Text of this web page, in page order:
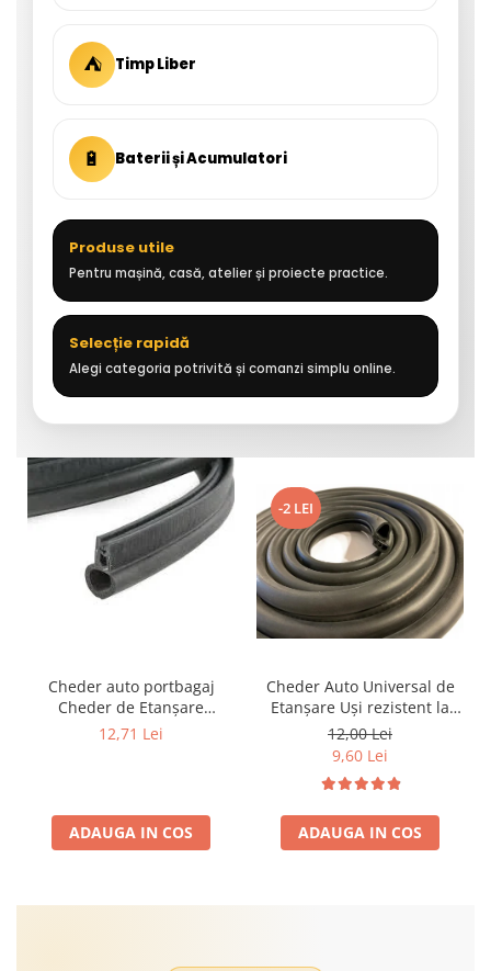
⛺ Timp Liber
🔋 Baterii și Acumulatori
Produse utile
Pentru mașină, casă, atelier și proiecte practice.
Selecție rapidă
Alegi categoria potrivită și comanzi simplu online.
Cheder auto portbagaj
Cheder de Etanșare
Profesional din Cauciuc -
Liniar
12,71 Lei
ADAUGA IN COS
-2 LEI
Cheder Auto Universal de
Etanșare Uși rezistent la
intemperii, raze UV,
îmbătrânire și temperaturi
extreme
12,00 Lei
9,60 Lei
ADAUGA IN COS